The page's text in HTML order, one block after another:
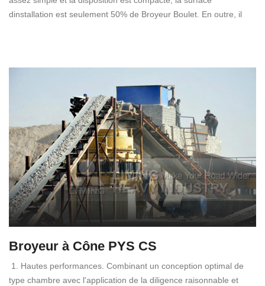
dinstallation est seulement 50% de Broyeur Boulet. En outre, il
Broyeur à Cône PYS CS
1. Hautes performances. Combinant un conception optimal de
type chambre avec l'application de la diligence raisonnable et